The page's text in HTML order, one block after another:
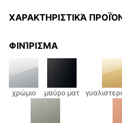
ΧΑΡΑΚΤΗΡΙΣΤΙΚΆ
ΦΙΝΊΡΙΣΜΑ
χρώμιο μαύρο ματ